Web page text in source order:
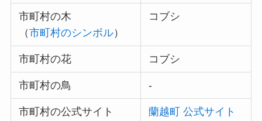
市町村の木
（市町村のシンボル）
コブシ
市町村の花 コブシ
市町村の鳥 -
市町村の公式サイト 蘭越町 公式サイト